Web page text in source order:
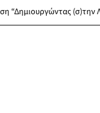
(σ)την Λέρο”